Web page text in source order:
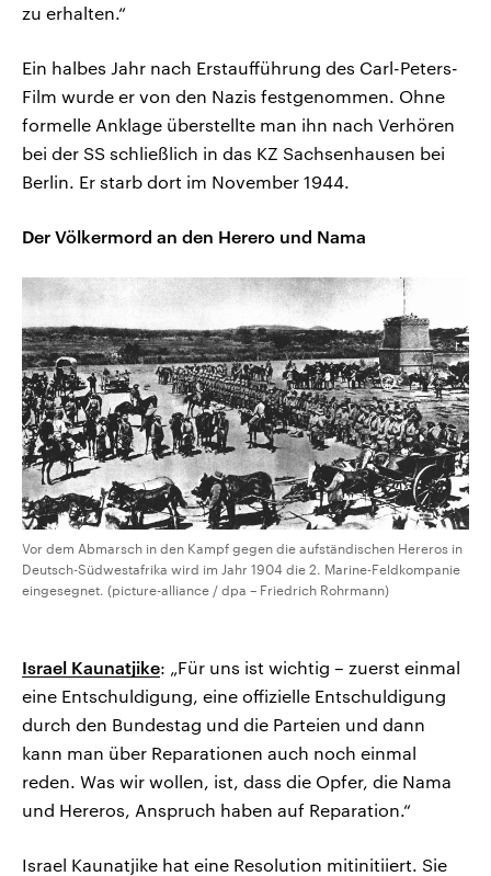
zu erhalten.“
Ein halbes Jahr nach Erstaufführung des Carl-Peters-
Film wurde er von den Nazis festgenommen. Ohne
formelle Anklage überstellte man ihn nach Verhören
bei der SS schließlich in das KZ Sachsenhausen bei
Berlin. Er starb dort im November 1944.
Der Völkermord an den Herero und Nama
Vor dem Abmarsch in den Kampf gegen die aufständischen Hereros in
Deutsch-Südwestafrika wird im Jahr 1904 die 2. Marine-Feldkompanie
eingesegnet. (picture-alliance / dpa – Friedrich Rohrmann)
Israel Kaunatjike: „Für uns ist wichtig – zuerst einmal
eine Entschuldigung, eine offizielle Entschuldigung
durch den Bundestag und die Parteien und dann
kann man über Reparationen auch noch einmal
reden. Was wir wollen, ist, dass die Opfer, die Nama
und Hereros, Anspruch haben auf Reparation.“
Israel Kaunatjike hat eine Resolution mitinitiiert. Sie